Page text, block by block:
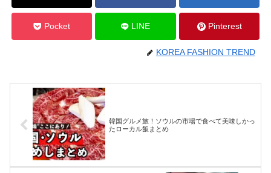
Pocket LINE Pinterest
KOREA FASHION TREND
韓国グルメ旅！ソウルの市場で食べて美味しかっ
たローカル飯まとめ